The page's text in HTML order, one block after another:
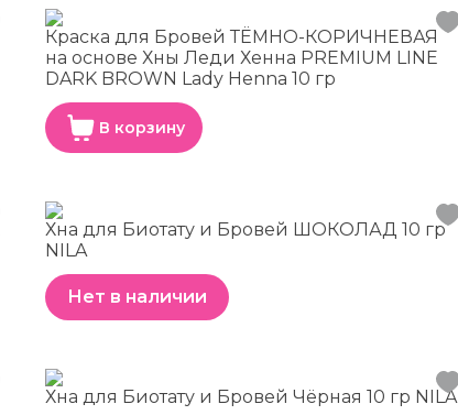
Краска для Бровей ТЁМНО-КОРИЧНЕВАЯ
на основе Хны Леди Хенна PREMIUM LINE
DARK BROWN Lady Henna 10 гр
В корзину
Хна для Биотату и Бровей ШОКОЛАД 10 гр
NILA
Нет в наличии
Хна для Биотату и Бровей Чёрная 10 гр NILA